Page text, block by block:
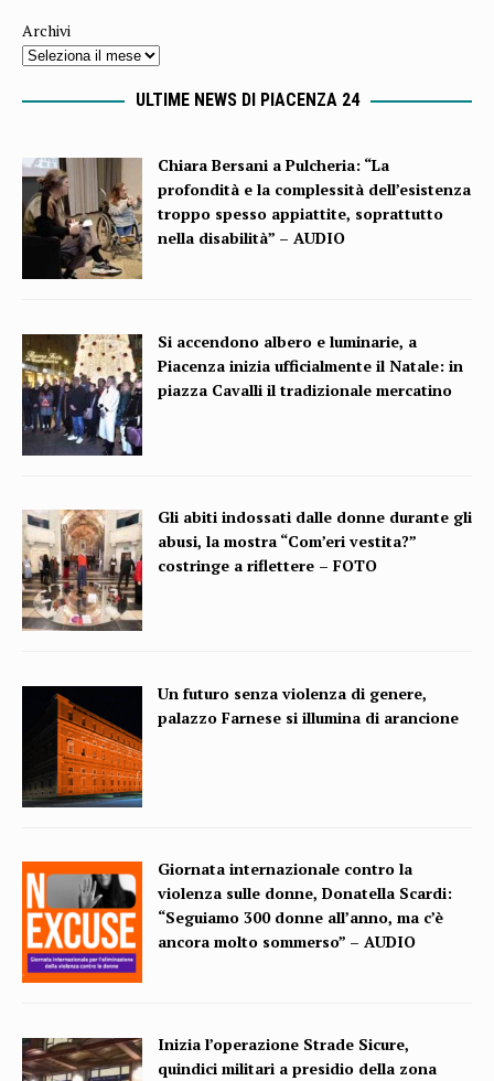
Archivi
ULTIME NEWS DI PIACENZA 24
Chiara Bersani a Pulcheria: “La
profondità e la complessità dell’esistenza
troppo spesso appiattite, soprattutto
nella disabilità” – AUDIO
Si accendono albero e luminarie, a
Piacenza inizia ufficialmente il Natale: in
piazza Cavalli il tradizionale mercatino
Gli abiti indossati dalle donne durante gli
abusi, la mostra “Com’eri vestita?”
costringe a riflettere – FOTO
Un futuro senza violenza di genere,
palazzo Farnese si illumina di arancione
Giornata internazionale contro la
violenza sulle donne, Donatella Scardi:
“Seguiamo 300 donne all’anno, ma c’è
ancora molto sommerso” – AUDIO
Inizia l’operazione Strade Sicure,
quindici militari a presidio della zona